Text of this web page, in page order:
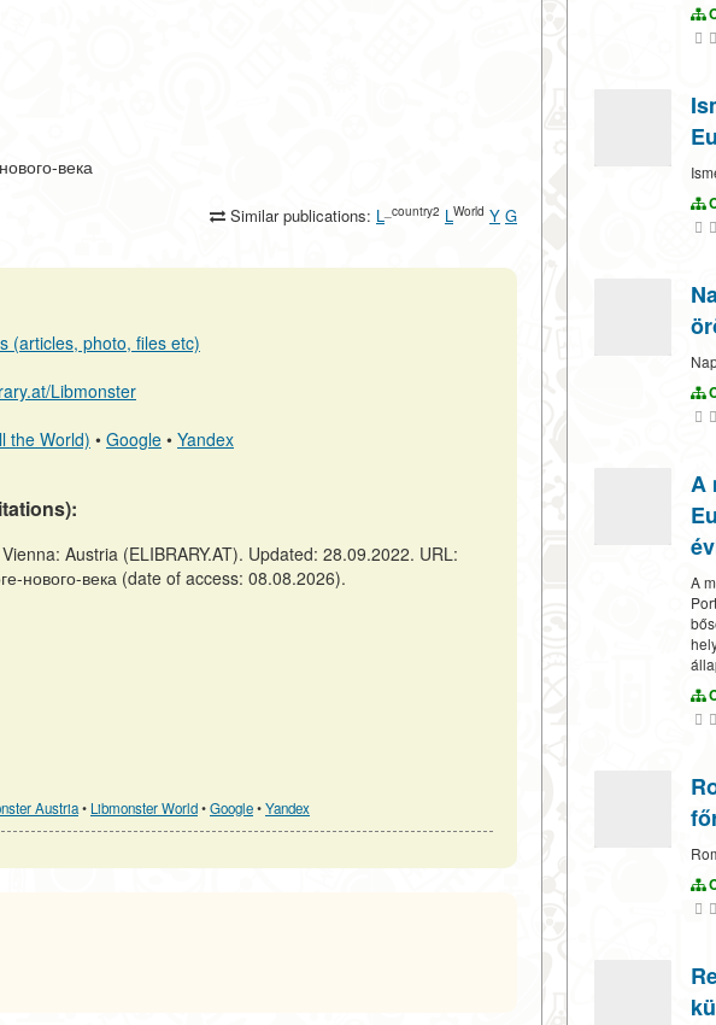
века
Similar publications: L _country2 LWorld Y G
(articles, photo, files etc)
Libmonster
the World) • Google • Yandex
Austria (ELIBRARY.AT). Updated: 28.09.2022. URL:
нового-века (date of access: 08.08.2026).
Austria• Libmonster World•Google•Yandex
A
A